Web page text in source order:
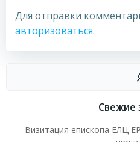
Для отправки
авторизоваться.
Свежие
Визитация епископа ЕЛЦ